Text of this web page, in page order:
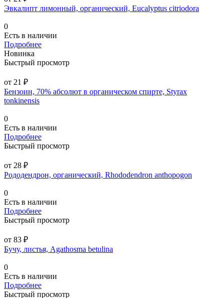
Эвкалипт лимонный, органический, Eucalyptus citriodora
0
Есть в наличии
Подробнее
Новинка
Быстрый просмотр
от 21 ₽
Бензоин, 70% абсолют в органическом спирте, Styrax
tonkinensis
0
Есть в наличии
Подробнее
Быстрый просмотр
от 28 ₽
Рододендрон, органический, Rhododendron anthopogon
0
Есть в наличии
Подробнее
Быстрый просмотр
от 83 ₽
Бучу, листья, Agathosma betulina
0
Есть в наличии
Подробнее
Быстрый просмотр